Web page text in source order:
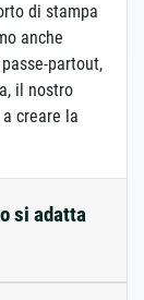
di stampa
anche
partout,
il nostro
creare la
si adatta